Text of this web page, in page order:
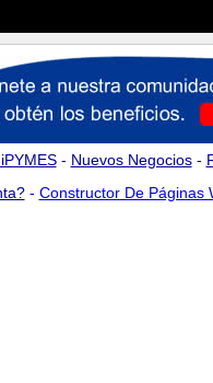
- Nuevos Negocios-
- Constructor De Páginas